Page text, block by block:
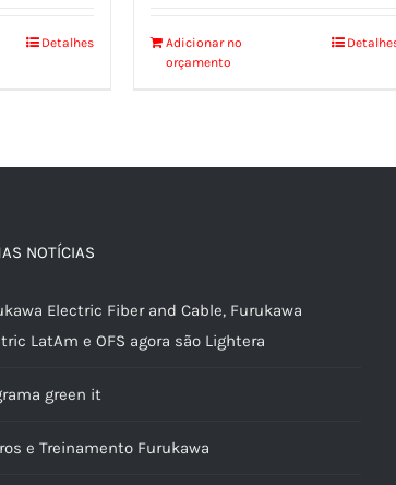
Detalhes
Adicionar no
orçamento
NOTÍCIAS
Electric Fiber and Cable, Furukawa
LatAm e OFS agora são Lightera
green it
e Treinamento Furukawa